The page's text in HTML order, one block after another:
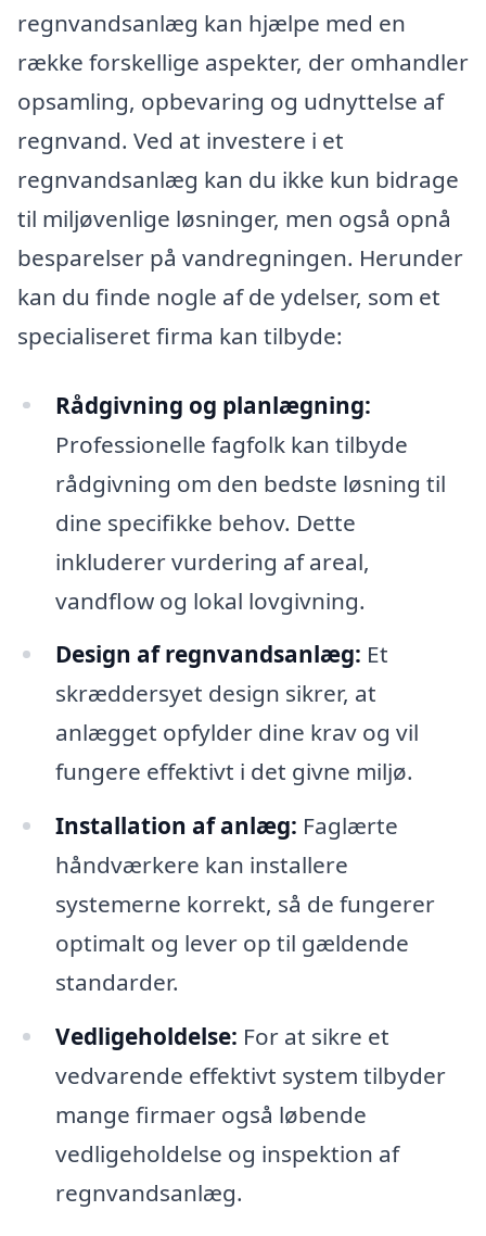
regnvandsanlæg kan hjælpe med en
række forskellige aspekter, der omhandler
opsamling, opbevaring og udnyttelse af
regnvand. Ved at investere i et
regnvandsanlæg kan du ikke kun bidrage
til miljøvenlige løsninger, men også opnå
besparelser på vandregningen. Herunder
kan du finde nogle af de ydelser, som et
specialiseret firma kan tilbyde:
Rådgivning og planlægning:
Professionelle fagfolk kan tilbyde
rådgivning om den bedste løsning til
dine specifikke behov. Dette
inkluderer vurdering af areal,
vandflow og lokal lovgivning.
Design af regnvandsanlæg: Et
skræddersyet design sikrer, at
anlægget opfylder dine krav og vil
fungere effektivt i det givne miljø.
Installation af anlæg: Faglærte
håndværkere kan installere
systemerne korrekt, så de fungerer
optimalt og lever op til gældende
standarder.
Vedligeholdelse: For at sikre et
vedvarende effektivt system tilbyder
mange firmaer også løbende
vedligeholdelse og inspektion af
regnvandsanlæg.